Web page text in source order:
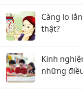
Càng lo
thật?
Kinh
những